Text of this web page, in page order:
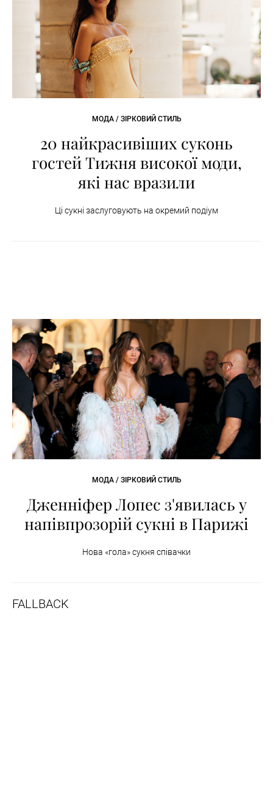
МОДА / ЗІРКОВИЙ СТИЛЬ
20 найкрасивіших суконь
гостей Тижня високої моди,
які нас вразили
Ці сукні заслуговують на окремий подіум
МОДА / ЗІРКОВИЙ СТИЛЬ
Дженніфер Лопес з'явилась у
напівпрозорій сукні в Парижі
Нова «гола» сукня співачки
FALLBACK